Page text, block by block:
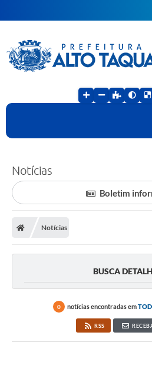
Notícias
Boletim
Notícias
BUSCA
0 notícias encontradas em
RSS